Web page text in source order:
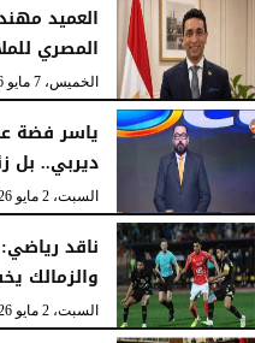
العميد
المصري
الخميس، 7 مايو 2026
ياسر فضة
ديربي.. بل
السبت، 2 مايو 2026
ناقد
والزمالك
السبت، 2 مايو 2026